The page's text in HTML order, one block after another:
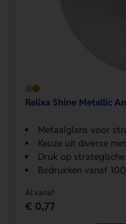
Relixa Shine Metallic
Metaalglans voor
Keuze uit diverse
Druk op
Bedrukken vanaf
Al vanaf
€ 0,77